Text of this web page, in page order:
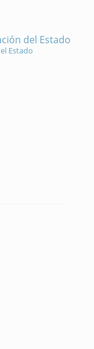
del Estado
Estado